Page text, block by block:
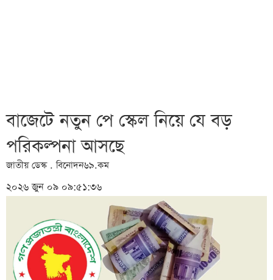
বাজেটে নতুন পে স্কেল নিয়ে যে বড়
পরিকল্পনা আসছে
জাতীয় ডেস্ক . বিনোদন৬৯.কম
২০২৬ জুন ০৯ ০৯:৫১:৩৬